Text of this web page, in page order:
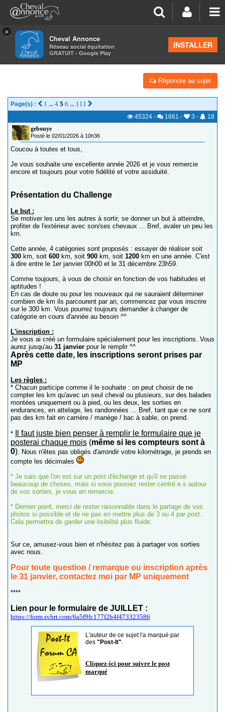
×
Cheval Annonce
Réseau social équitation
GRATUIT - Google Play
INSTALLER
>Équitation et cavaliers
CHALLENGE 2026 : 300 - 600 - 900 KM - 1200 KM
Répondre au sujet
Page(s) : 1 ... 4 5 6 ... 111
45324 - 1661 - 3 -
18
gebouye
Posté le 02/01/2026 à 10h36
Coucou à toutes et tous,
Je vous souhaite une excellente année 2026 et je vous remercie
encore et toujours pour votre fidélité et votre assiduité.
Présentation du Challenge
Le but :
Se motiver les uns les autres à sortir, se donner un but à atteindre,
profiter de l'extérieur avec son/ses chevaux ... Bref, avaler un peu les
km.
Cette année, 4 catégories sont proposés : essayer de réaliser soit
300 km, soit 600 km, soit 900 km, soit 1200 km en une année. C'est
à dire entre le 1er janvier 00h00 et le 31 décembre 23h59.
Comme toujours, à vous de choisir en fonction de vos habitudes et
aptitudes !
En cas de doute ou pour les nouveaux qui ne sauraient déterminer
combien de km ils parcourent par an, commencez par vous inscrire
sur le 300 km. Vous pourrez toujours demander à changer de
catégorie en cours d'année au besoin ^^
L'inscription :
Je vous ai créé un formulaire spécialement pour les inscriptions. Vous
aurez jusqu'au 31 janvier pour le remplir ^^
Après cette date, les inscriptions seront prises par
MP
Les règles :
* Chacun participe comme il le souhaite : on peut choisir de ne
compter les km qu'avec un seul cheval ou plusieurs, sur des balades
montées uniquement ou à pied, ou les deux, les sorties en
endurances, en attelage, les randonnées ... Bref, tant que ce ne sont
pas des km fait en carrière / manège / bac à sable, on prend.
*
Il faut juste bien penser à remplir le formulaire que je
posterai chaque mois (même si les compteurs sont à
0). Nous n'êtes pas obligés d'arrondir votre kilométrage, je prends en
compte les décimales
* Je sais que l'on est sur un post d'échange et qu'il se passe
beaucoup de choses, mais si vous pouviez rester centré.e.s autour
de vos sorties, je vous en remercie.
* Dernier point, merci de rester raisonnable dans le partage de vos
photos si possible et de ne pas en mettre plus de 3 ou 4 par post.
Cela permettra de garder une lisibilité plus fluide.
Sur ce, amusez-vous bien et n'hésitez pas à partager vos sorties
avec nous.
Pour toute question / remarque ou inscription après
le 31 janvier, contactez moi par MP uniquement
****
Lien pour le formulaire de JUILLET :
https://form.svhrt.com/6a5f9fc177f2b4f473323586
L'auteur de ce sujet l'a marqué par
des "Post-It".
Cliquez-ici pour suivre le post
marqué